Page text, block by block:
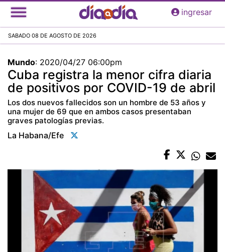
Pasar
al
principal
ingresar
SABADO 08 DE AGOSTO DE 2026
Mundo: 2020/04/27 06:00pm
Cuba registra la menor cifra diaria
de positivos por COVID-19 de abril
Los dos nuevos fallecidos son un hombre de 53 años y
una mujer de 69 que en ambos casos presentaban
graves patologías previas.
La Habana/efe